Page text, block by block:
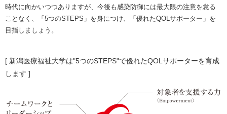
時代に向かいつつありますが、今後も感染防御には最大限の注意を怠る
ことなく、「5つのSTEPS」を身につけ、「優れたQOLサポーター」を
目指しましょう。
[ 新潟医療福祉大学は"5つのSTEPS"で優れたQOLサポーターを育成
します ]